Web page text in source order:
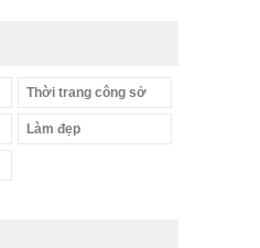
Thời trang công sở
Làm đẹp